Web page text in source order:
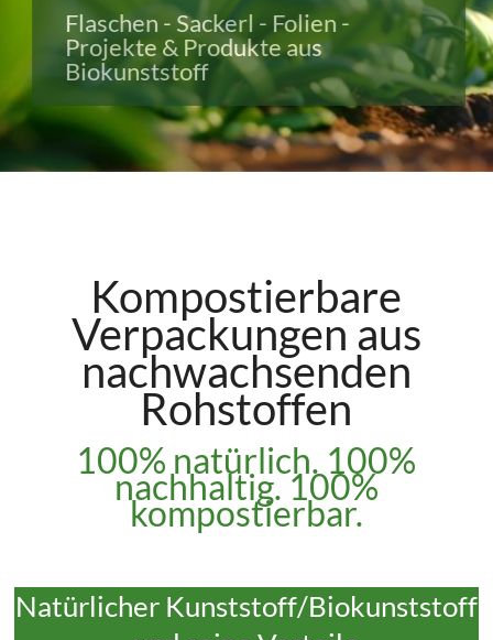
Flaschen - Sackerl - Folien -
Projekte & Produkte aus
Biokunststoff
Kompostierbare
Verpackungen aus
nachwachsenden
Rohstoffen
100% natürlich. 100%
nachhaltig. 100%
kompostierbar.
Natürlicher Kunststoff/Biokunststoff